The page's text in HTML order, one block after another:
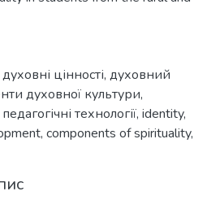
духовні цінності, духовний
духовної культури,
педагогічні технології, identity,
, components of spirituality,